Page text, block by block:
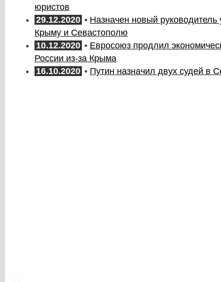
юристов
29.12.2020 • Назначен новый
Крыму и Севастополю
10.12.2020 • Евросоюз продлил
России из-за Крыма
16.10.2020 • Путин назначил двух судей в